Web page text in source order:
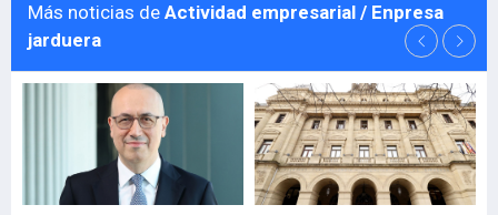
Más noticias de Actividad empresarial / Enpresa
jarduera